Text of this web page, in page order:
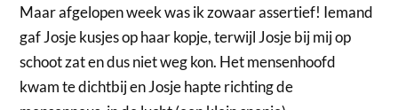
Maar afgelopen week was ik zowaar assertief! Iemand
gaf Josje kusjes op haar kopje, terwijl Josje bij mij op
schoot zat en dus niet weg kon. Het mensenhoofd
kwam te dichtbij en Josje hapte richting de